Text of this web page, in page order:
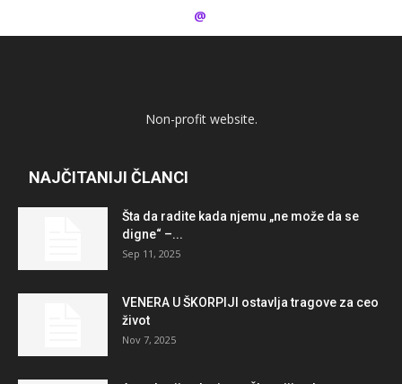
@
Non-profit website.
NAJČITANIJI ČLANCI
Šta da radite kada njemu „ne može da se
digne“ –...
Sep 11, 2025
VENERA U ŠKORPIJI ostavlja tragove za ceo
život
Nov 7, 2025